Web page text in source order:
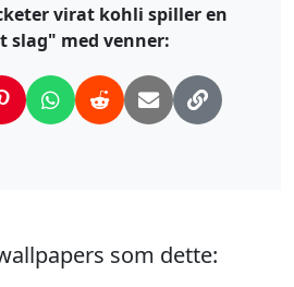
virat kohli spiller en
slag" med venner:
som dette: